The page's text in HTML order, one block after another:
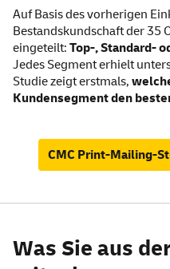
Auf Basis des vorherigen
Bestandskundschaft der 35
eingeteilt: Top-, Standard-
Jedes Segment erhielt
Studie zeigt erstmals,
Kundensegment den
CMC Print-Mailing-
Was Sie aus